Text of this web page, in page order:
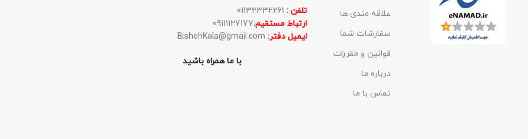
علاقه مندی ها
سفارشات شما
قوانین و مقررات
درباره ما
تماس با ما
تلفن :
ارتباط مستقیم:09111127177
ایمیل دفتر:
با ما همراه باشید